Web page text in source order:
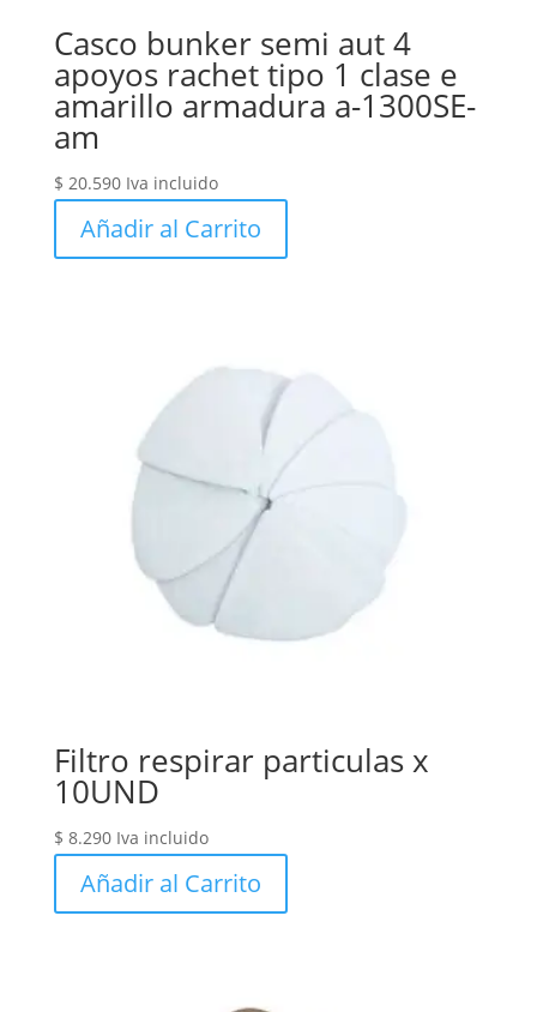
Casco bunker semi aut 4
apoyos rachet tipo 1 clase e
amarillo armadura a-1300SE-
am
$ 20.590 Iva incluido
Añadir al Carrito
Filtro respirar particulas x
10UND
$ 8.290 Iva incluido
Añadir al Carrito